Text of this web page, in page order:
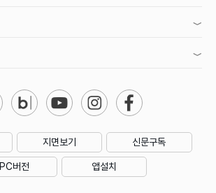
지면보기 신문구독
PC버전 앱설치